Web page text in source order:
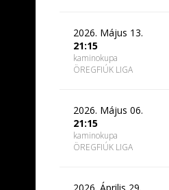
2026. Május 13.
21:15
kaminokupa
ÖREGFIÚK LIGA
2026. Május 06.
21:15
kaminokupa
ÖREGFIÚK LIGA